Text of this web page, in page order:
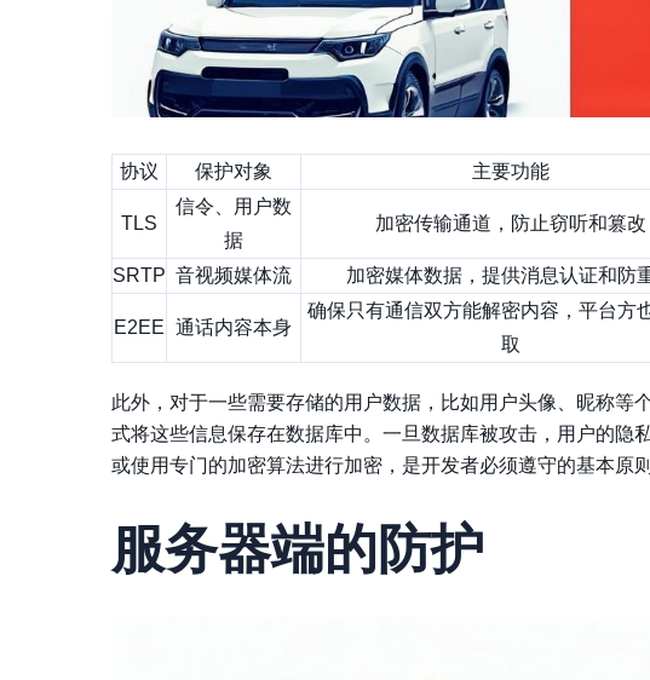
协议 保护对象 主要功能
TLS
信令、用户数
据
加密传输通道，防止窃听和篡改
SRTP 音视频媒体流 加密媒体数据，提供消息认证和防
E2EE 通话内容本身
确保只有通信双方能解密内容，平台方
取
此外，对于一些需要存储的用户数据，比如用户头像、昵称等
式将这些信息保存在数据库中。一旦数据库被攻击，用户的隐
或使用专门的加密算法进行加密，是开发者必须遵守的基本原则
服务器端的防护